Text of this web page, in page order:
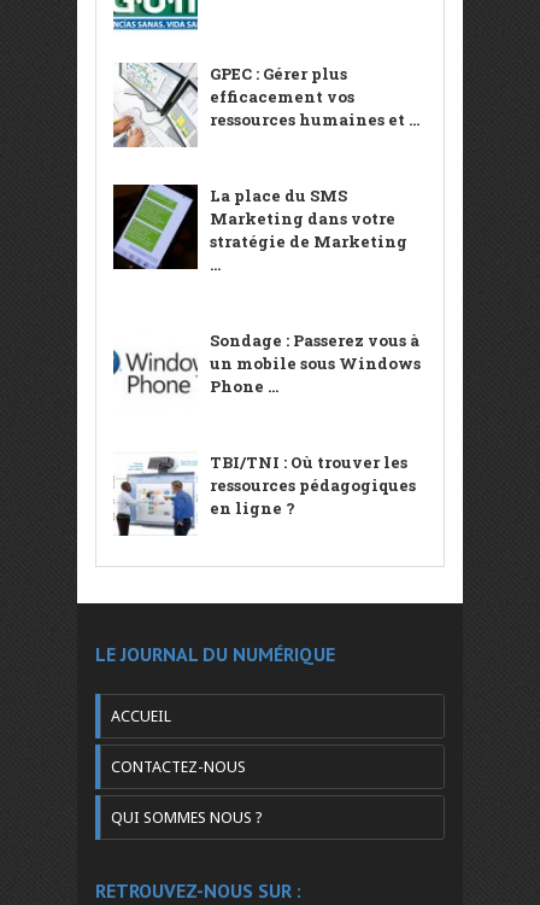
GPEC : Gérer plus
efficacement vos
ressources humaines et ...
La place du SMS
Marketing dans votre
stratégie de Marketing
...
Sondage : Passerez vous à
un mobile sous Windows
Phone ...
TBI/TNI : Où trouver les
ressources pédagogiques
en ligne ?
LE JOURNAL DU NUMÉRIQUE
ACCUEIL
CONTACTEZ-NOUS
QUI SOMMES NOUS ?
RETROUVEZ-NOUS SUR :